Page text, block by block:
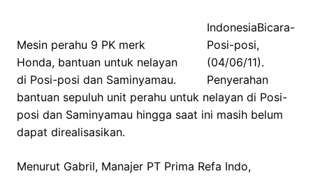
Mesin perahu 9 PK merk
Honda, bantuan untuk nelayan
di Posi-posi dan Saminyamau.
IndonesiaBicara-
Posi-posi,
(04/06/11).
Penyerahan
bantuan sepuluh unit perahu untuk nelayan di Posi-
posi dan Saminyamau hingga saat ini masih belum
dapat direalisasikan.
Menurut Gabril, Manajer PT Prima Refa Indo,